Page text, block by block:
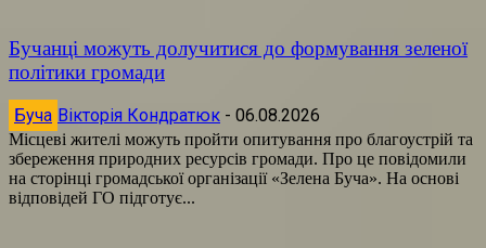
Бучанці можуть долучитися до формування зеленої
політики громади
Буча Вікторія Кондратюк - 06.08.2026
Місцеві жителі можуть пройти опитування про благоустрій та
збереження природних ресурсів громади. Про це повідомили
на сторінці громадської організації «Зелена Буча». На основі
відповідей ГО підготує...